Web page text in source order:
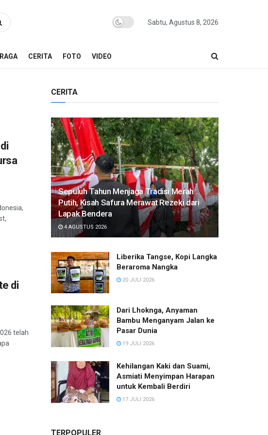
Sabtu, Agustus 8, 2026
CERITA FOTO VIDEO
di
telah
CERITA
Sepuluh Tahun Menjaga Tradisi Merah
Putih, Kisah Safura Merawat Rezeki dari
Lapak Bendera
4 AGUSTUS 2026
Liberika Tangse, Kopi Langka
Beraroma Nangka
20 JULI 2026
Dari Lhoknga, Anyaman
Bambu Menganyam Jalan ke
Pasar Dunia
19 JULI 2026
Kehilangan Kaki dan Suami,
Asmiati Menyimpan Harapan
untuk Kembali Berdiri
17 JULI 2026
TERPOPULER